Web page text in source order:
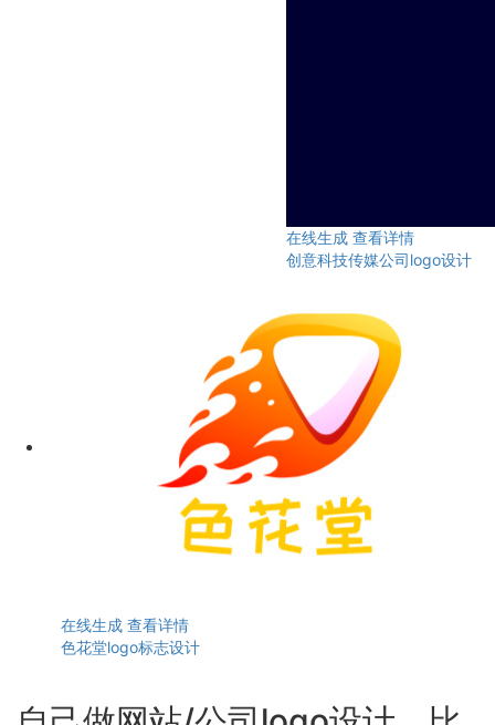
在线生成 查看详情
创意科技传媒公司logo设计
在线生成 查看详情
色花堂logo标志设计